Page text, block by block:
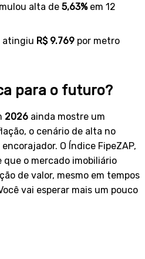
alta de 5,63%em 12
atingiu R$ 9.769 por metro
para o futuro?
2026 ainda mostre um
o cenário de alta no
O Índice FipeZAP,
que o mercado imobiliário
de valor, mesmo em tempos
vai esperar mais um pouco